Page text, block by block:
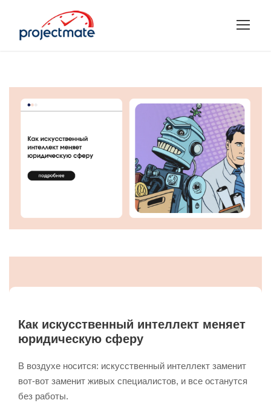
Как искусственный интеллект меняет
юридическую сферу
В воздухе носится: искусственный интеллект заменит
вот-вот заменит живых специалистов, и все останутся
без работы.